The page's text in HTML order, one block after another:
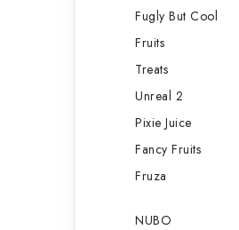
Fugly But Cool
Fruits
Treats
Unreal 2
Pixie Juice
Fancy Fruits
Fruza
NUBO